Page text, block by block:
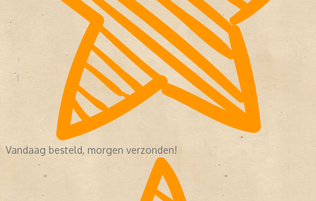
Vandaag besteld, morgen verzonden!